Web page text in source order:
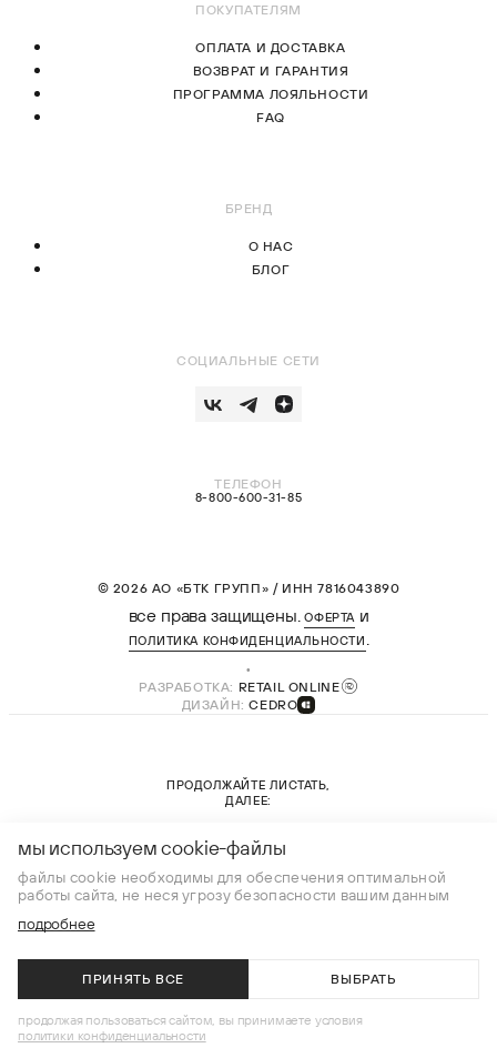
В КОРЗИНУ
СОЦИАЛЬНЫЕ СЕТИ
ТЕЛЕФОН
8-800-600-31-85
ПОКУПАТЕЛЯМ
ОПЛАТА И ДОСТАВКА
ВОЗВРАТ И ГАРАНТИЯ
ПРОГРАММА ЛОЯЛЬНОСТИ
FAQ
БРЕНД
О НАС
БЛОГ
© 2026 АО «БТК ГРУПП» / ИНН 7816043890
все права защищены.ОФЕРТАи
ПОЛИТИКА КОНФИДЕНЦИАЛЬНОСТИ .
РАЗРАБОТКА: RETAIL ONLINE
ДИЗАЙН:CEDRO
ПРОДОЛЖАЙТЕ ЛИСТАТЬ,
ДАЛЕЕ:
новая коллекция
мы используем cookie-файлы
файлы cookie необходимы для обеспечения оптимальной
работы сайта, не неся угрозу безопасности вашим данным
подробнее
ПРИНЯТЬ ВСЕ ВЫБРАТЬ
продолжая пользоваться сайтом, вы принимаете условия
политики конфиденциальности